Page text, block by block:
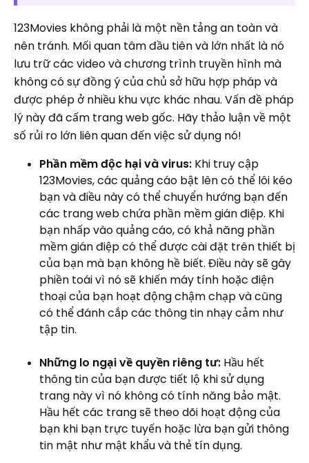
123Movies không phải là một nền tảng an toàn và
nên tránh. Mối quan tâm đầu tiên và lớn nhất là nó
lưu trữ các video và chương trình truyền hình mà
không có sự đồng ý của chủ sở hữu hợp pháp và
được phép ở nhiều khu vực khác nhau. Vấn đề pháp
lý này đã cấm trang web gốc. Hãy thảo luận về một
số rủi ro lớn liên quan đến việc sử dụng nó!
Phần mềm độc hại và virus: Khi truy cập
123Movies, các quảng cáo bật lên có thể lôi kéo
bạn và điều này có thể chuyển hướng bạn đến
các trang web chứa phần mềm gián điệp. Khi
bạn nhấp vào quảng cáo, có khả năng phần
mềm gián điệp có thể được cài đặt trên thiết bị
của bạn mà bạn không hề biết. Điều này sẽ gây
phiền toái vì nó sẽ khiến máy tính hoặc điện
thoại của bạn hoạt động chậm chạp và cũng
có thể đánh cắp các thông tin nhạy cảm như
tập tin.
Những lo ngại về quyền riêng tư: Hầu hết
thông tin của bạn được tiết lộ khi sử dụng
trang này vì nó không có tính năng bảo mật.
Hầu hết các trang sẽ theo dõi hoạt động của
bạn khi bạn trực tuyến hoặc lừa bạn gửi thông
tin mật như mật khẩu và thẻ tín dụng.